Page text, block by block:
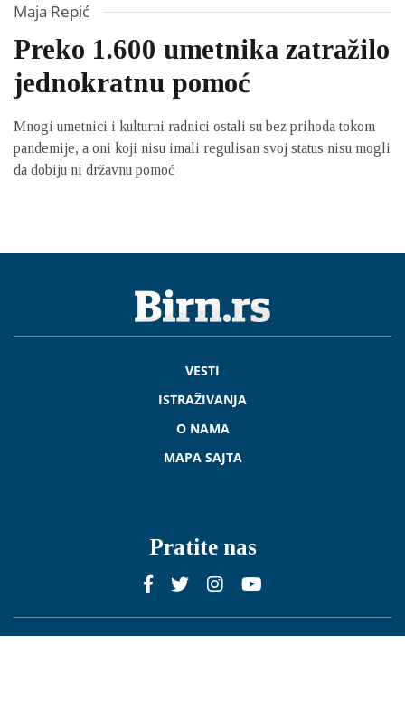
Maja Repić
Preko 1.600 umetnika zatražilo
jednokratnu pomoć
Mnogi umetnici i kulturni radnici ostali su bez prihoda tokom
pandemije, a oni koji nisu imali regulisan svoj status nisu mogli
da dobiju ni državnu pomoć
VESTI
ISTRAŽIVANJA
O NAMA
MAPA SAJTA
Pratite nas